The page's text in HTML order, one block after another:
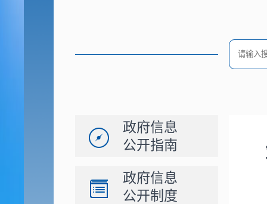
政府信息
公开指南
政府信息
公开制度